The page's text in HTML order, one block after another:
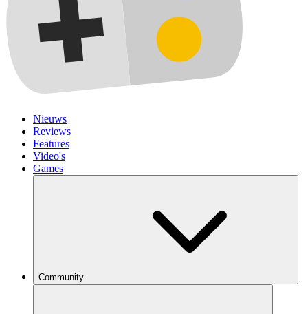
Nieuws
Reviews
Features
Video's
Games
Community